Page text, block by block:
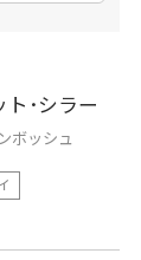
･シラー
ボッシュ